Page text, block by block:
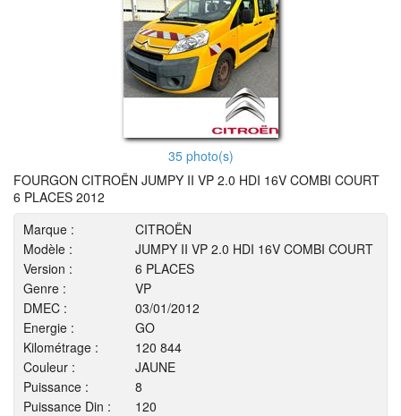
35 photo(s)
FOURGON CITROËN JUMPY II VP 2.0 HDI 16V COMBI COURT
6 PLACES 2012
Marque :
CITROËN
Modèle :
JUMPY II VP 2.0 HDI 16V COMBI COURT
Version :
6 PLACES
Genre :
VP
DMEC :
03/01/2012
Energie :
GO
Kilométrage :
120 844
Couleur :
JAUNE
Puissance :
8
Puissance Din :
120